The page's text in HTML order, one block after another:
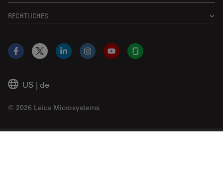
RECHTLICHES
US | de
© 2026 Leica Microsystems
Facebook
X LinkedInInstagramYouTubeGlassdoor